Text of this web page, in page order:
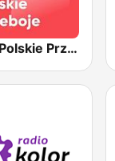
RMF Polskie Przeboje